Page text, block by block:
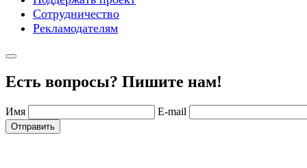
Сотрудничество
Рекламодателям
Есть вопросы? Пишите нам!
Имя E-mail